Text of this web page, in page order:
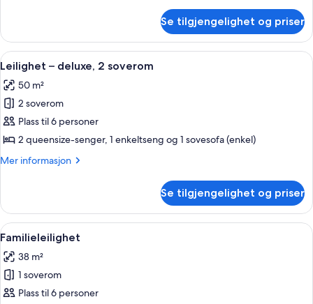
Se tilgjengelighet og priser
Åpne
alle
bildene
av
Leilighet
–
deluxe,
Leilighet – deluxe, 2 soverom |
12
Leilighet – deluxe, 2 soverom
50 m²
2 soverom
Plass til 6 personer
2 queensize-senger, 1 enkeltseng og 1 sovesofa (enkel)
Mer informasjon
Mer
–
deluxe,
2
Se tilgjengelighet og priser
Åpne
alle
bildene
av
Familieleilighet
Familieleilighet |
7
Familieleilighet
38 m²
1 soverom
Plass til 6 personer